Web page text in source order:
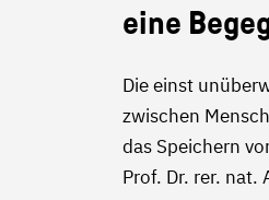
eine
Die einst
zwischen
das Speichern
Prof. Dr. rer. nat.